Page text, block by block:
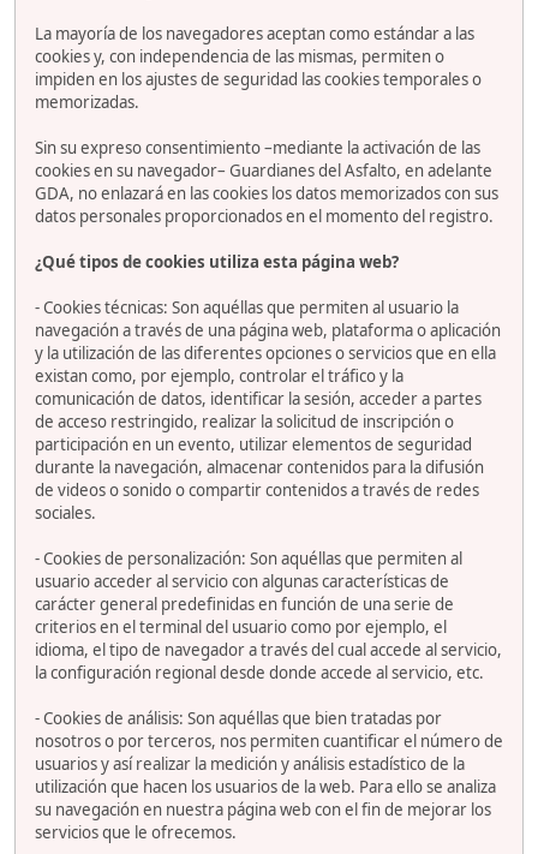
La mayoría de los navegadores aceptan como estándar a las
cookies y, con independencia de las mismas, permiten o
impiden en los ajustes de seguridad las cookies temporales o
memorizadas.
Sin su expreso consentimiento –mediante la activación de las
cookies en su navegador– Guardianes del Asfalto, en adelante
GDA, no enlazará en las cookies los datos memorizados con sus
datos personales proporcionados en el momento del registro.
¿Qué tipos de cookies utiliza esta página web?
- Cookies técnicas: Son aquéllas que permiten al usuario la
navegación a través de una página web, plataforma o aplicación
y la utilización de las diferentes opciones o servicios que en ella
existan como, por ejemplo, controlar el tráfico y la
comunicación de datos, identificar la sesión, acceder a partes
de acceso restringido, realizar la solicitud de inscripción o
participación en un evento, utilizar elementos de seguridad
durante la navegación, almacenar contenidos para la difusión
de videos o sonido o compartir contenidos a través de redes
sociales.
- Cookies de personalización: Son aquéllas que permiten al
usuario acceder al servicio con algunas características de
carácter general predefinidas en función de una serie de
criterios en el terminal del usuario como por ejemplo, el
idioma, el tipo de navegador a través del cual accede al servicio,
la configuración regional desde donde accede al servicio, etc.
- Cookies de análisis: Son aquéllas que bien tratadas por
nosotros o por terceros, nos permiten cuantificar el número de
usuarios y así realizar la medición y análisis estadístico de la
utilización que hacen los usuarios de la web. Para ello se analiza
su navegación en nuestra página web con el fin de mejorar los
servicios que le ofrecemos.